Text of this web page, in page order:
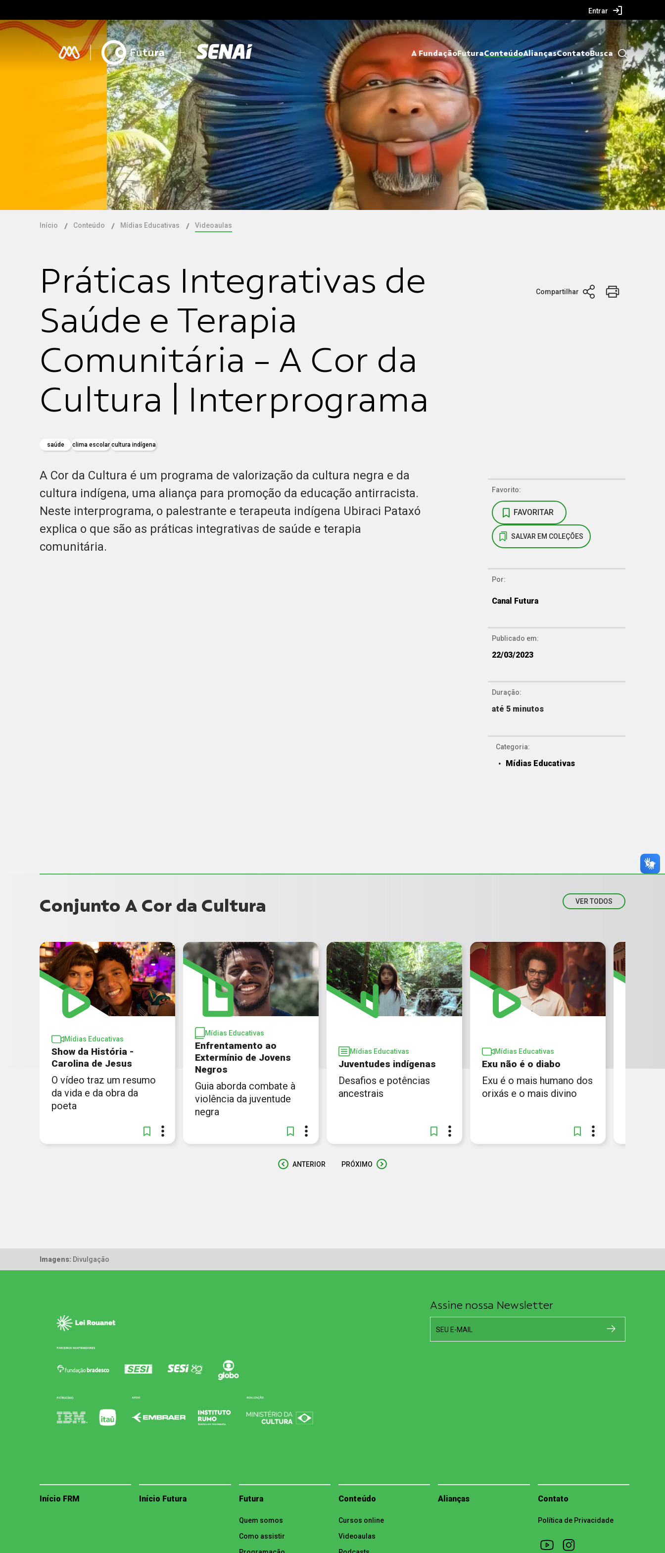
Entrar
A FundaçãoFuturaConteúdoAliançasContatoBusca
Início Conteúdo Mídias Educativas Videoaulas
Práticas Integrativas de
Saúde e Terapia
Comunitária - A Cor da
Cultura | Interprograma
saúde clima escolar cultura indígena
Compartilhar
A Cor da Cultura é um programa de valorização da cultura negra e da
cultura indígena, uma aliança para promoção da educação antirracista.
Neste interprograma, o palestrante e terapeuta indígena Ubiraci Pataxó
explica o que são as práticas integrativas de saúde e terapia
comunitária.
Favorito:
FAVORITAR
SALVAR EM COLEÇÕES
Por:
Canal Futura
Publicado em:
22/03/2023
Duração:
até 5 minutos
Categoria:
Mídias Educativas
Conjunto A Cor da Cultura VER TODOS
Mídias Educativas
Show da História -
Carolina de Jesus
O vídeo traz um resumo
da vida e da obra da
poeta
Mídias Educativas
Enfrentamento ao
Extermínio de Jovens
Negros
Guia aborda combate à
violência da juventude
negra
Mídias Educativas
Juventudes indígenas
Desafios e potências
ancestrais
Mídias Educativas
Exu não é o diabo
Exu é o mais humano dos
orixás e o mais divino
ANTERIOR PRÓXIMO
Imagens: Divulgação
Assine nossa Newsletter
SEU E-MAIL
Início FRM Início Futura Futura
Quem somos
Como assistir
Conteúdo
Cursos online
Videoaulas
Alianças Contato
Política de Privacidade